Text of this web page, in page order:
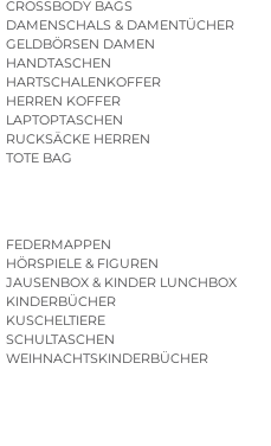
CROSSBODY BAGS
DAMENSCHALS & DAMENTÜCHER
GELDBÖRSEN DAMEN
HANDTASCHEN
HARTSCHALENKOFFER
HERREN KOFFER
LAPTOPTASCHEN
RUCKSÄCKE HERREN
TOTE BAG
FEDERMAPPEN
HÖRSPIELE & FIGUREN
JAUSENBOX & KINDER LUNCHBOX
KINDERBÜCHER
| KINDERGARTENBEUTEL
KUSCHELTIERE
SCHULTASCHEN
WEIHNACHTSKINDERBÜCHER